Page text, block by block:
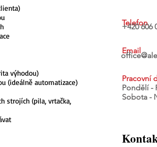
výhodou)
(ideálně automatizace)
strojích (pila, vrtačka,
Telefon
Email
Pracovní
Pondělí -
Sobota -
+420 606